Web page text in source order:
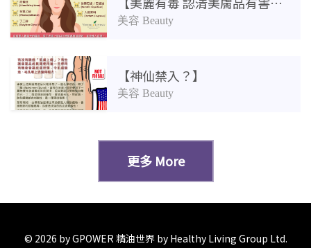
美容 Beauty
【神仙禁入？】
美容 Beauty
更多 More
© 2026 by GPOWER 精油世界 by Healthy Living Group Ltd.